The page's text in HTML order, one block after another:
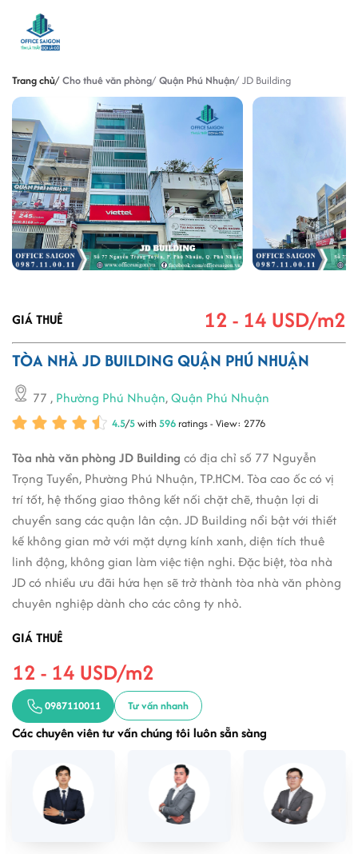
Trang chủ Cho thuê văn phòng Quận Phú Nhuận JD Building
GIÁ THUÊ 12 - 14 USD/m2
TÒA NHÀ JD BUILDING QUẬN PHÚ NHUẬN
77 , Phường Phú Nhuận,Quận Phú Nhuận
4.5/5with596 ratings - View: 2776
Tòa nhà văn phòng JD Building có địa chỉ số 77 Nguyễn
Trọng Tuyển, Phường Phú Nhuận, TP.HCM. Tòa cao ốc có vị
trí tốt, hệ thống giao thông kết nối chặt chẽ, thuận lợi di
chuyển sang các quận lân cận. JD Building nổi bật với thiết
kế không gian mở với mặt dựng kính xanh, diện tích thuê
linh động, không gian làm việc tiện nghi. Đặc biệt, tòa nhà
JD có nhiều ưu đãi hứa hẹn sẽ trở thành tòa nhà văn phòng
chuyên nghiệp dành cho các công ty nhỏ.
GIÁ THUÊ
12 - 14 USD/m2
0987110011 Tư vấn nhanh
Các chuyên viên tư vấn chúng tôi luôn sẵn sàng